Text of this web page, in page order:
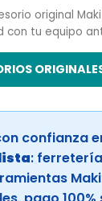
original
con tu equipo
confianza
: